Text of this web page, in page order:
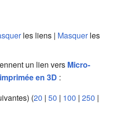
les liens | Masquerles
un lien vers Micro-
en 3D :
(20 | 50 | 100 | 250 |